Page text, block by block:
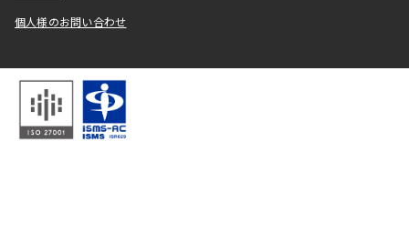
個人様のお問い合わせ